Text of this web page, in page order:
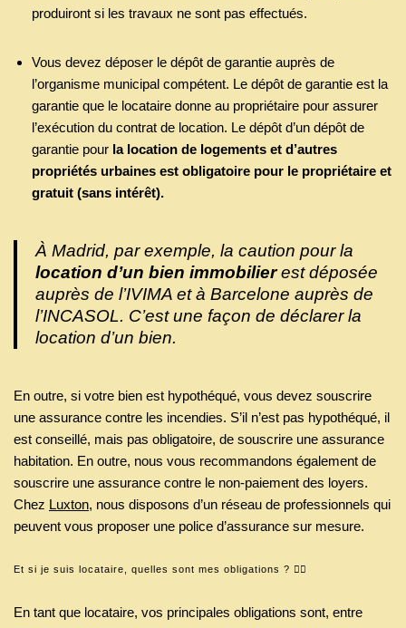
produiront si les travaux ne sont pas effectués.
Vous devez déposer le dépôt de garantie auprès de
l’organisme municipal compétent. Le dépôt de garantie est la
garantie que le locataire donne au propriétaire pour assurer
l’exécution du contrat de location. Le dépôt d’un dépôt de
garantie pour la location de logements et d’autres
propriétés urbaines est obligatoire pour le propriétaire et
gratuit (sans intérêt).
À Madrid, par exemple, la caution pour la
location d’un bien immobilierest déposée
auprès de l’IVIMA et à Barcelone auprès de
l’INCASOL. C’est une façon de déclarer la
location d’un bien.
En outre, si votre bien est hypothéqué, vous devez souscrire
une assurance contre les incendies. S’il n’est pas hypothéqué, il
est conseillé, mais pas obligatoire, de souscrire une assurance
habitation. En outre, nous vous recommandons également de
souscrire une assurance contre le non-paiement des loyers.
Chez Luxton, nous disposons d’un réseau de professionnels qui
peuvent vous proposer une police d’assurance sur mesure.
Et si je suis locataire, quelles sont mes obligations ? 🤷‍♂️
En tant que locataire, vos principales obligations sont, entre